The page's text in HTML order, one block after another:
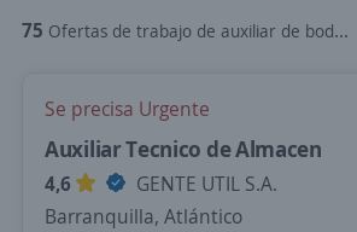
75 Ofertas de trabajo de auxiliar de bodega en Barranquilla, Atlántico
Se precisa Urgente
Auxiliar Tecnico de Almacen
4,6
GENTE UTIL S.A.
Barranquilla, Atlántico